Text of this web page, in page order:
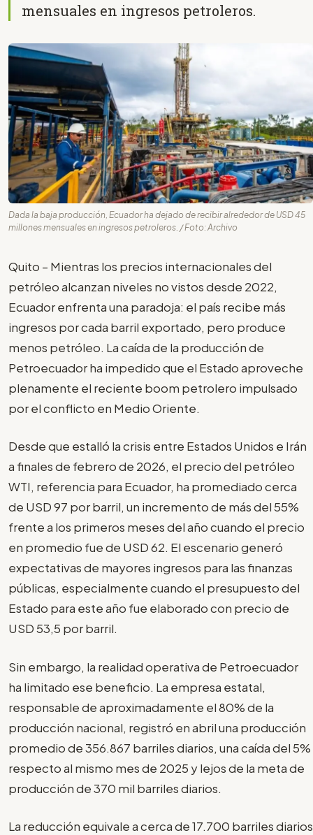
mensuales en ingresos petroleros.
Dada la baja producción, Ecuador ha dejado de recibir alrededor de USD 45
millones mensuales en ingresos petroleros. / Foto: Archivo
Quito – Mientras los precios internacionales del
petróleo alcanzan niveles no vistos desde 2022,
Ecuador enfrenta una paradoja: el país recibe más
ingresos por cada barril exportado, pero produce
menos petróleo. La caída de la producción de
Petroecuador ha impedido que el Estado aproveche
plenamente el reciente boom petrolero impulsado
por el conflicto en Medio Oriente.
Desde que estalló la crisis entre Estados Unidos e Irán
a finales de febrero de 2026, el precio del petróleo
WTI, referencia para Ecuador, ha promediado cerca
de USD 97 por barril, un incremento de más del 55%
frente a los primeros meses del año cuando el precio
en promedio fue de USD 62. El escenario generó
expectativas de mayores ingresos para las finanzas
públicas, especialmente cuando el presupuesto del
Estado para este año fue elaborado con precio de
USD 53,5 por barril.
Sin embargo, la realidad operativa de Petroecuador
ha limitado ese beneficio. La empresa estatal,
responsable de aproximadamente el 80% de la
producción nacional, registró en abril una producción
promedio de 356.867 barriles diarios, una caída del 5%
respecto al mismo mes de 2025 y lejos de la meta de
producción de 370 mil barriles diarios.
La reducción equivale a cerca de 17.700 barriles diarios